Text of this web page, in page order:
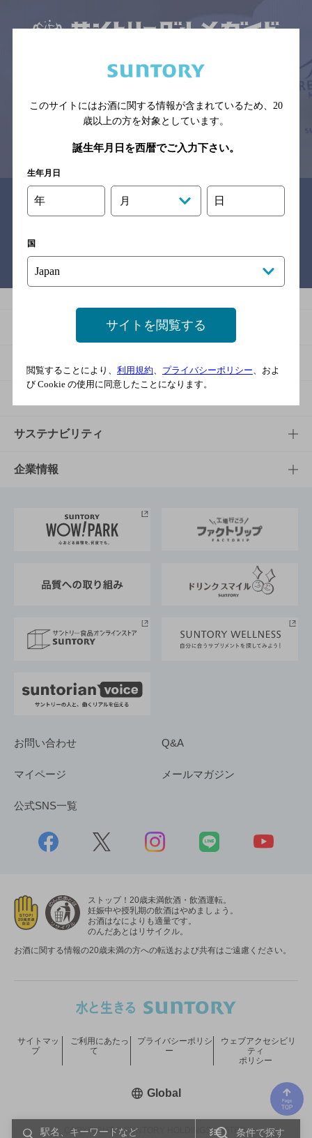
条件で探す
※それぞれのお店のメニューや営業時間などの掲載情報については、
す。
情報提供：ぐるなび
関連リンク
商品発売情報
栄養成分一覧
キャンペーン
工場見学
地域情報
文化・スポーツTOP
サントリーホール
サントリーサンバーズ大阪
サステナビリティ
サステナビリティTOP
サントリーが考えるサステナビリティ経営
企業情報
企業概要
採用情報
お問い合わせ Q&A
マイページ メールマガジン
公式SNS一覧
ストップ！20歳未満飲酒・飲酒運転。
妊娠中や授乳期の飲酒はやめましょう。
お酒はなによりも適量です。
のんだあとはリサイクル。
お酒に関する情報の20歳未満の方への転送および共有はご遠慮ください。
COPYRIGHT © SUNTORY HOLDINGS LIMITED.
サイトマッ
プ
ご利用にあたっ
て
プライバシーポリシ
ー
ウェブアクセシビリ
ティ
ポリシー
Global新しいウィンドウで開く
このサイトにはお酒に関する情報が含まれているため、 20
歳以上の方を対象としています。
誕生年月日を西暦でご入力下さい。
生年月日
年 月 日
国
サイトを閲覧する
閲覧することにより、 利用規約、 プライバシーポリシー、およ
び Cookie の使用に同意したことになります。